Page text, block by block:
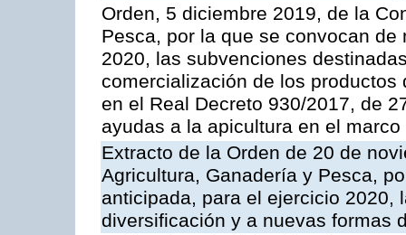
Orden, 5 diciembre 2019, de la
Pesca, por la que se convocan
2020, las subvenciones
comercialización de los
en el Real Decreto 930/2017, de
ayudas a la apicultura en el
Extracto de la Orden de 20 de
Agricultura, Ganadería y Pesca,
anticipada, para el ejercicio 2020,
diversificación y a nuevas formas